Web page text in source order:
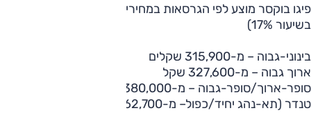
פיגו בוקסר מוצע לפי הגרסאות במחירים הבאים (כולל מע"מ
בשיעור 17%)
בינוני-גבוה – מ-315,900 שקלים
ארוך גבוה – מ-327,600 שקל
סופר-ארוך/סופר-גבוה – מ-380,000 שקל
טנדר (תא-נהג יחיד/כפול– מ-362,700 שקל